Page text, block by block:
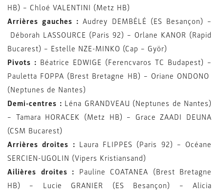
HB) – Chloé VALENTINI (Metz HB)
Arrières gauches : Audrey DEMBÉLÉ (ES Besançon) –
Déborah LASSOURCE (Paris 92) – Orlane KANOR (Rapid
Bucarest) – Estelle NZE-MINKO (Cap – Györ)
Pivots : Béatrice EDWIGE (Ferencvaros TC Budapest) –
Pauletta FOPPA (Brest Bretagne HB) – Oriane ONDONO
(Neptunes de Nantes)
Demi-centres : Léna GRANDVEAU (Neptunes de Nantes)
– Tamara HORACEK (Metz HB) – Grace ZAADI DEUNA
(CSM Bucarest)
Arrières droites : Laura FLIPPES (Paris 92) – Océane
SERCIEN-UGOLIN (Vipers Kristiansand)
Ailières droites : Pauline COATANEA (Brest Bretagne
HB) – Lucie GRANIER (ES Besançon) – Alicia